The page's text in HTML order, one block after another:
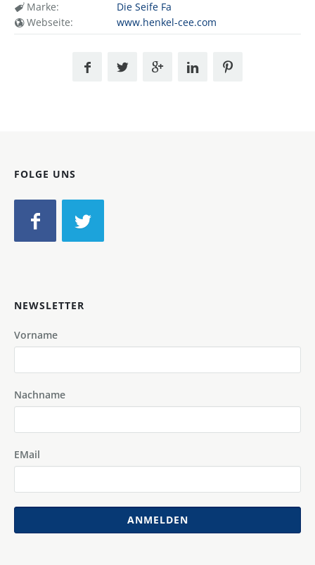
Marke:
Die Seife Fa
Webseite:
www.henkel-cee.com
FOLGE UNS
NEWSLETTER
Vorname
Nachname
EMail
ANMELDEN